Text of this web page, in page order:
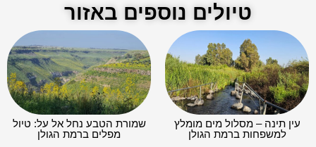
טיולים נוספים באזור
עין תינה – מסלול מים מומלץ
למשפחות ברמת הגולן
שמורת הטבע נחל אל על: טיול
מפלים ברמת הגולן